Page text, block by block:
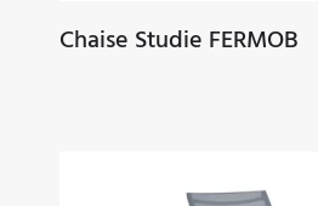
Chaise Studie FERMOB